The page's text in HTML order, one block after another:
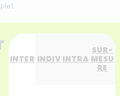
INTER INDIV INTRA
SUR-
MESU
RE